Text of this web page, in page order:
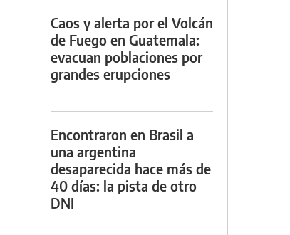
Caos y alerta por el Volcán
de Fuego en Guatemala:
evacuan poblaciones por
grandes erupciones
Encontraron en Brasil a
una argentina
desaparecida hace más de
40 días: la pista de otro
DNI